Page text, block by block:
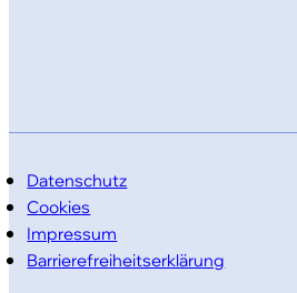
Datenschutz
Cookies
Impressum
Barrierefreiheitserklärung